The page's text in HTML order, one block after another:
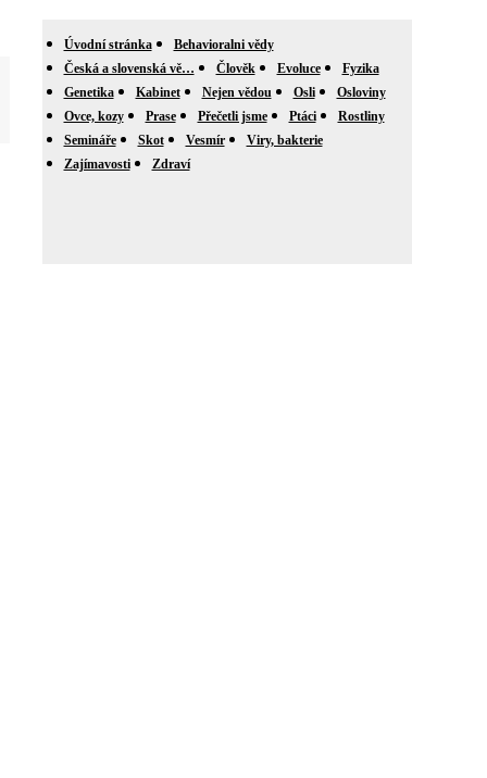
Úvodní stránka
Behavioralni vědy
Česká a slovenská vě…
Člověk Evoluce
Fyzika
Genetika
Kabinet Nejen vědou Osli
Osloviny
Ovce, kozy
Prase Přečetli jsme Ptáci
Rostliny
Semináře
Skot Vesmír
Viry, bakterie
Zajímavosti
Zdraví